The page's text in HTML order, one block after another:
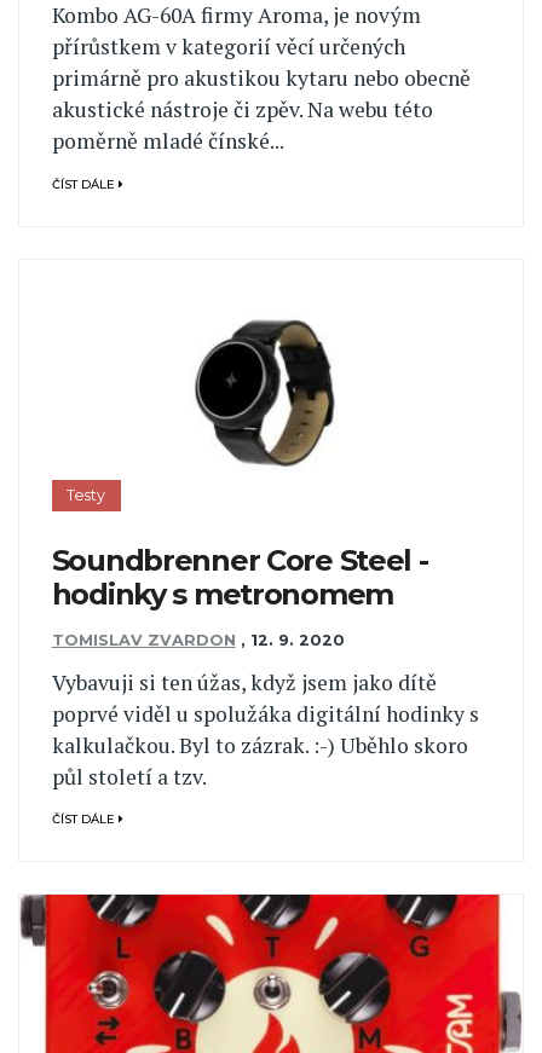
Kombo AG-60A firmy Aroma, je novým
přírůstkem v kategorií věcí určených
primárně pro akustikou kytaru nebo obecně
akustické nástroje či zpěv. Na webu této
poměrně mladé čínské...
ČÍST DÁLE
Testy
Soundbrenner Core Steel -
hodinky s metronomem
TOMISLAV ZVARDON , 12. 9. 2020
Vybavuji si ten úžas, když jsem jako dítě
poprvé viděl u spolužáka digitální hodinky s
kalkulačkou. Byl to zázrak. :-) Uběhlo skoro
půl století a tzv.
ČÍST DÁLE